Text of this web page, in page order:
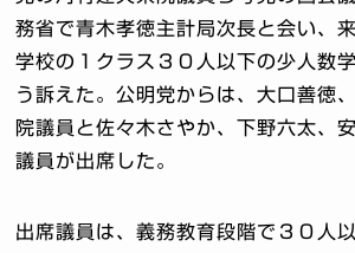
務省で青木孝徳主計局次長と会い、
学校の１クラス３０人以下の少人数
う訴えた。公明党からは、大口善徳
院議員と佐々木さやか、下野六太、
議員が出席した。
出席議員は、義務教育段階で３０人